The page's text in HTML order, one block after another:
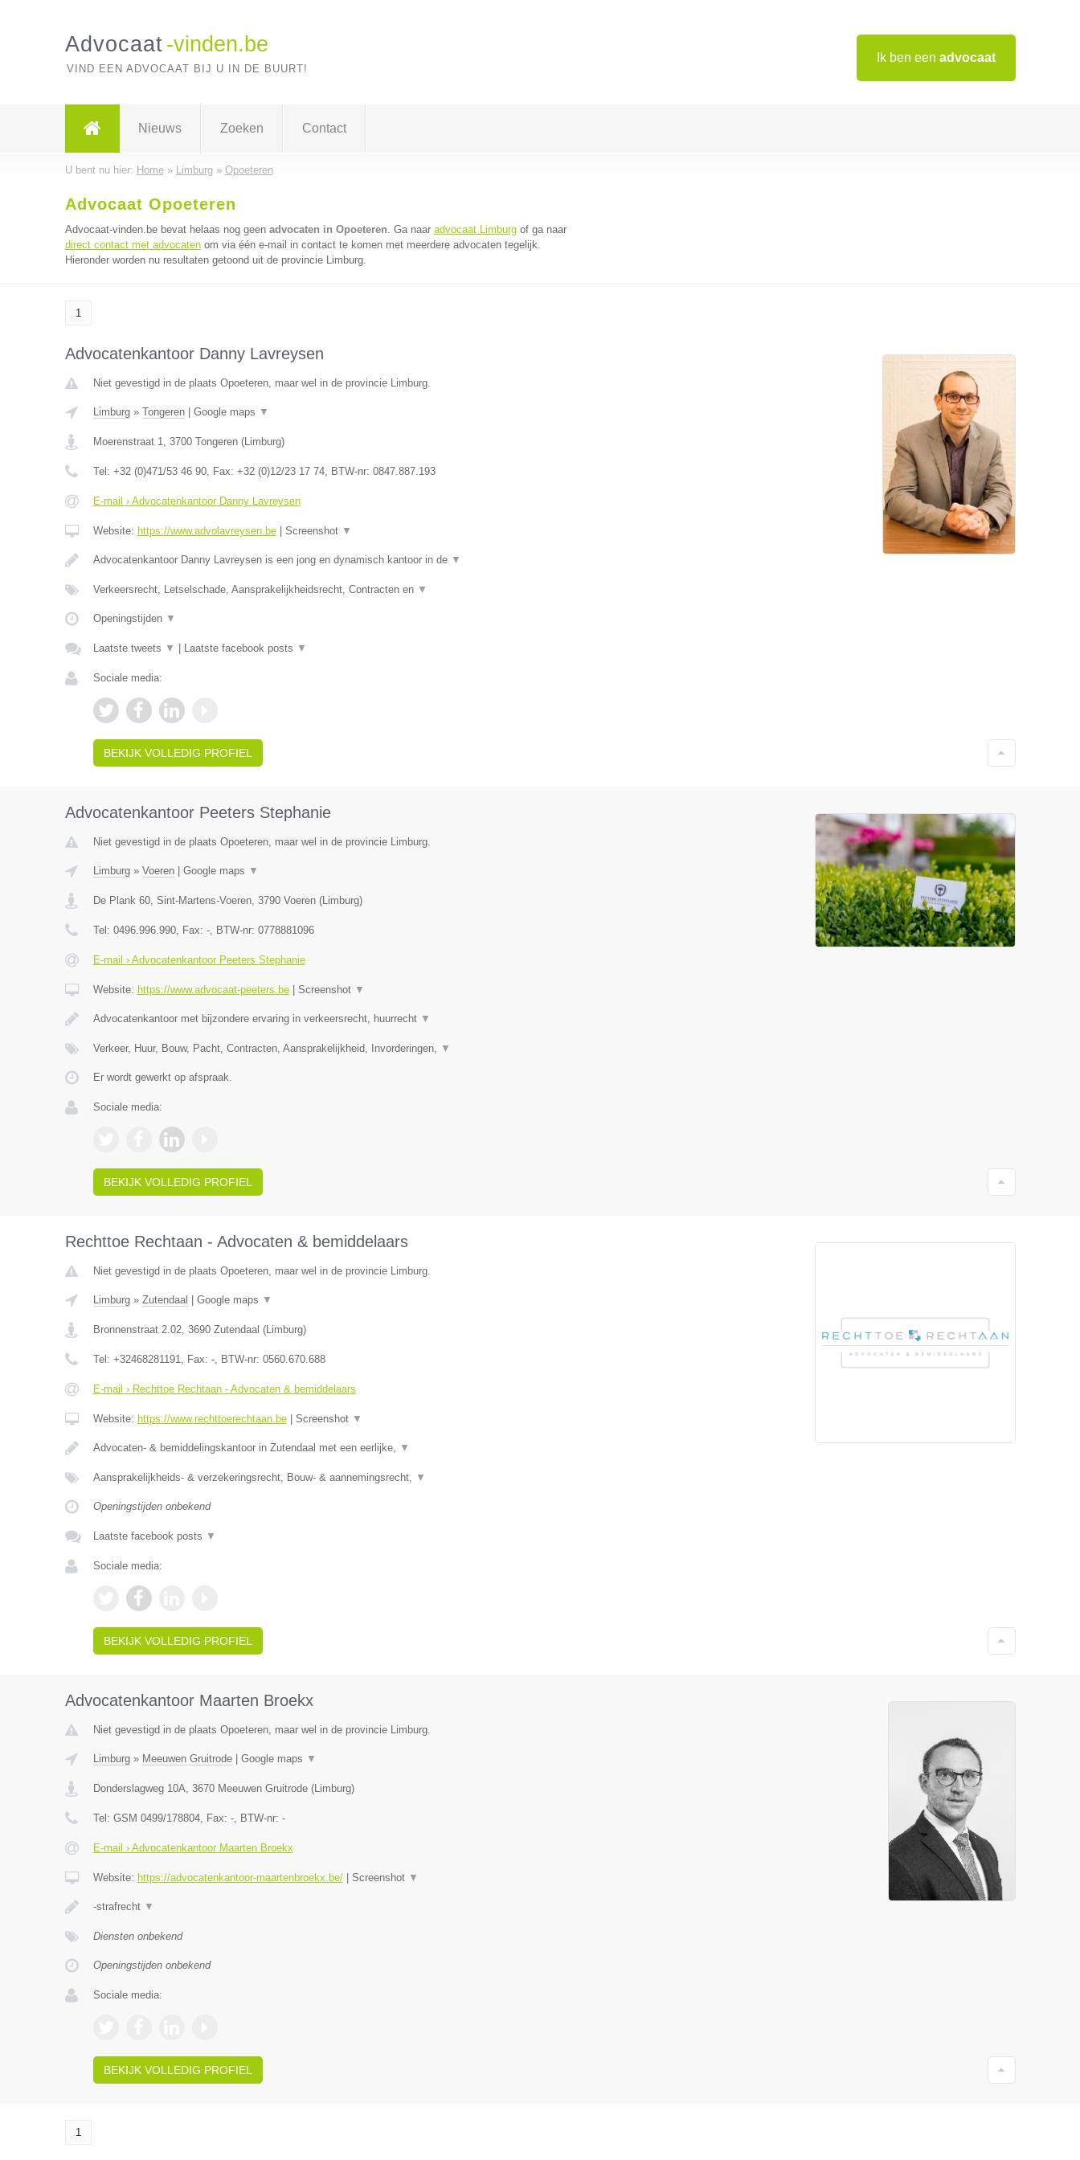
Ik ben een advocaat
Advocaat -vinden.be
VIND EEN ADVOCAAT BIJ U IN DE BUURT!
Nieuws Zoeken Contact
U bent nu hier: Home» Limburg» Opoeteren
Advocaat Opoeteren
Advocaat-vinden.be bevat helaas nog geen advocaten in Opoeteren. Ga naar advocaat Limburgof ga naar
direct contact met advocatenom via één e-mail in contact te komen met meerdere advocaten tegelijk.
Hieronder worden nu resultaten getoond uit de provincie Limburg.
1
Advocatenkantoor Danny Lavreysen
Niet gevestigd in de plaats Opoeteren, maar wel in de provincie Limburg.
Limburg» Tongeren| Google maps ▼
Moerenstraat 1, 3700 Tongeren(Limburg)
Tel: +32 (0)471/53 46 90, Fax: +32 (0)12/23 17 74, BTW-nr: 0847.887.193
E-mail › Advocatenkantoor Danny Lavreysen
Website: https://www.advolavreysen.be| Screenshot ▼
Advocatenkantoor Danny Lavreysen is een jong en dynamisch kantoor in de ▼
Verkeersrecht, Letselschade, Aansprakelijkheidsrecht, Contracten en ▼
Openingstijden ▼
Laatste tweets ▼ Laatste facebook posts ▼
Sociale media:
BEKIJK VOLLEDIG PROFIEL
Advocatenkantoor Peeters Stephanie
Niet gevestigd in de plaats Opoeteren, maar wel in de provincie Limburg.
Limburg» Voeren| Google maps ▼
De Plank 60, Sint-Martens-Voeren, 3790 Voeren(Limburg)
Tel: 0496.996.990, Fax: -, BTW-nr: 0778881096
E-mail › Advocatenkantoor Peeters Stephanie
Website: https://www.advocaat-peeters.be| Screenshot ▼
Advocatenkantoor met bijzondere ervaring in verkeersrecht, huurrecht ▼
Verkeer, Huur, Bouw, Pacht, Contracten, Aansprakelijkheid, Invorderingen, ▼
Er wordt gewerkt op afspraak.
Sociale media:
BEKIJK VOLLEDIG PROFIEL
Rechttoe Rechtaan - Advocaten & bemiddelaars
Niet gevestigd in de plaats Opoeteren, maar wel in de provincie Limburg.
Limburg» Zutendaal Google maps ▼
Bronnenstraat 2.02, 3690 Zutendaal (Limburg)
Tel: +32468281191, Fax: -, BTW-nr: 0560.670.688
E-mail › Rechttoe Rechtaan - Advocaten & bemiddelaars
Website: https://www.rechttoerechtaan.be| Screenshot ▼
Advocaten- & bemiddelingskantoor in Zutendaal met een eerlijke, ▼
Aansprakelijkheids- & verzekeringsrecht, Bouw- & aannemingsrecht, ▼
Openingstijden onbekend
Laatste facebook posts ▼
Sociale media:
BEKIJK VOLLEDIG PROFIEL
Advocatenkantoor Maarten Broekx
Niet gevestigd in de plaats Opoeteren, maar wel in de provincie Limburg.
Limburg» Meeuwen Gruitrode| Google maps ▼
Donderslagweg 10A, 3670 Meeuwen Gruitrode(Limburg)
Tel: GSM 0499/178804, Fax: -, BTW-nr: -
E-mail › Advocatenkantoor Maarten Broekx
Website: https://advocatenkantoor-maartenbroekx.be/| Screenshot ▼
-strafrecht ▼
Diensten onbekend
Openingstijden onbekend
Sociale media:
BEKIJK VOLLEDIG PROFIEL
1